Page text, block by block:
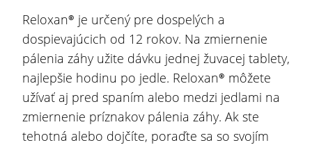
Reloxan® je určený pre dospelých a
dospievajúcich od 12 rokov. Na zmiernenie
pálenia záhy užite dávku jednej žuvacej tablety,
najlepšie hodinu po jedle. Reloxan® môžete
užívať aj pred spaním alebo medzi jedlami na
zmiernenie príznakov pálenia záhy. Ak ste
tehotná alebo dojčíte, poraďte sa so svojím